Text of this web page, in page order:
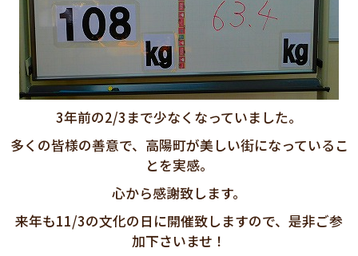
3年前の2/3まで少なくなっていました。
多くの皆様の善意で、高陽町が美しい街になっているこ
とを実感。
心から感謝致します。
来年も11/3の文化の日に開催致しますので、是非ご参
加下さいませ！